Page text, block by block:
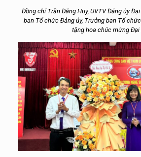
Đồng chí Trần Đăng Huy, UVTV Đảng ủy
ban Tổ chức Đảng ủy, Trưởng ban Tổ
tặng hoa chúc mừng Đại